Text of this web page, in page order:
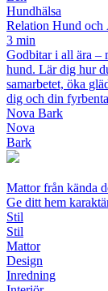
Hundhälsa
Relation Hund och
3 min
Godbitar i all ära –
hund. Lär dig hur
samarbetet, öka
dig och din
Nova Bark
Nova
Bark
Mattor från kända
Ge ditt hem
Stil
Stil
Mattor
Design
Inredning